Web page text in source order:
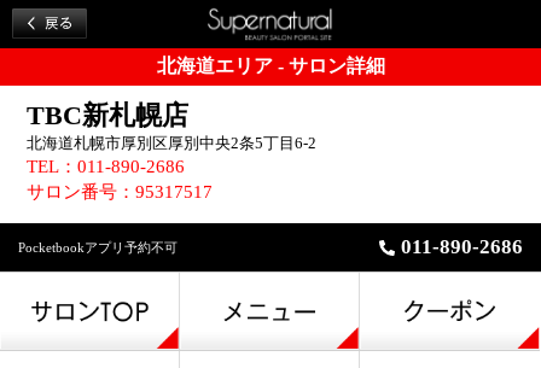
北海道エリア - サロン詳細
TBC新札幌店
北海道札幌市厚別区厚別中央2条5丁目6-2
TEL：011-890-2686
サロン番号：95317517
Pocketbookアプリ予約不可 011-890-2686